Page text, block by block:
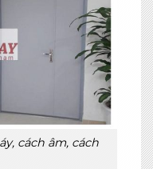
cách âm, cách